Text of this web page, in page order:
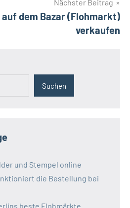
Nächster Beitrag
dem Bazar (Flohmarkt)
verkaufen
Suchen
und Stempel online
die Bestellung bei
beste Flohmärkte